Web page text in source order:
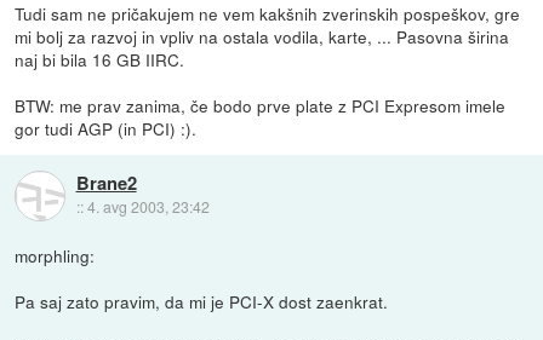
Tudi sam ne pričakujem ne vem kakšnih zverinskih pospeškov, gre
mi bolj za razvoj in vpliv na ostala vodila, karte, ... Pasovna širina
naj bi bila 16 GB IIRC.
BTW: me prav zanima, če bodo prve plate z PCI Expresom imele
gor tudi AGP (in PCI) :).
Brane2
::4. avg 2003, 23:42
morphling:
Pa saj zato pravim, da mi je PCI-X dost zaenkrat.